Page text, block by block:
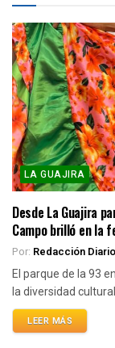
LA GUAJIRA
Desde La Guajira
Campo brilló en la
Por: Redacción
El parque de la 93
la diversidad
LEER MÁS